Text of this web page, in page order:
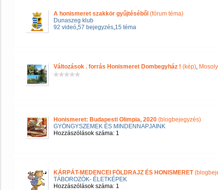
A honismeret szakkör gyűjtéséből (fórum téma)
Dunaszeg klub
92 videó,57 bejegyzés,15 téma
Változások . forrás Honismeret Dombegyház ! (kép),
Honismeret: Budapesti Olimpia, 2020 (blogbejegyzés)
GYÖNGYSZEMEK ÉS MINDENNAPJAINK
Hozzászólások száma: 1
KÁRPÁT-MEDENCEI FÖLDRAJZ ÉS HONISMERET
TÁBOROZÓK- ÉLETKÉPEK
Hozzászólások száma: 1